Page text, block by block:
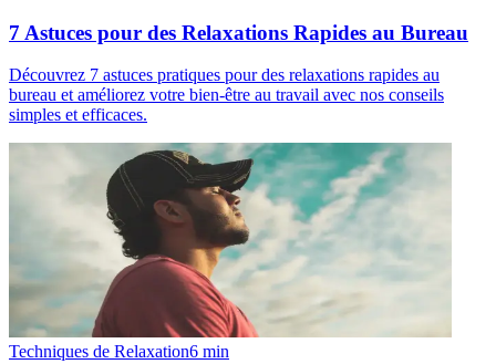
7 Astuces pour des Relaxations Rapides au Bureau
Découvrez 7 astuces pratiques pour des relaxations rapides au
bureau et améliorez votre bien-être au travail avec nos conseils
simples et efficaces.
Techniques de Relaxation6 min